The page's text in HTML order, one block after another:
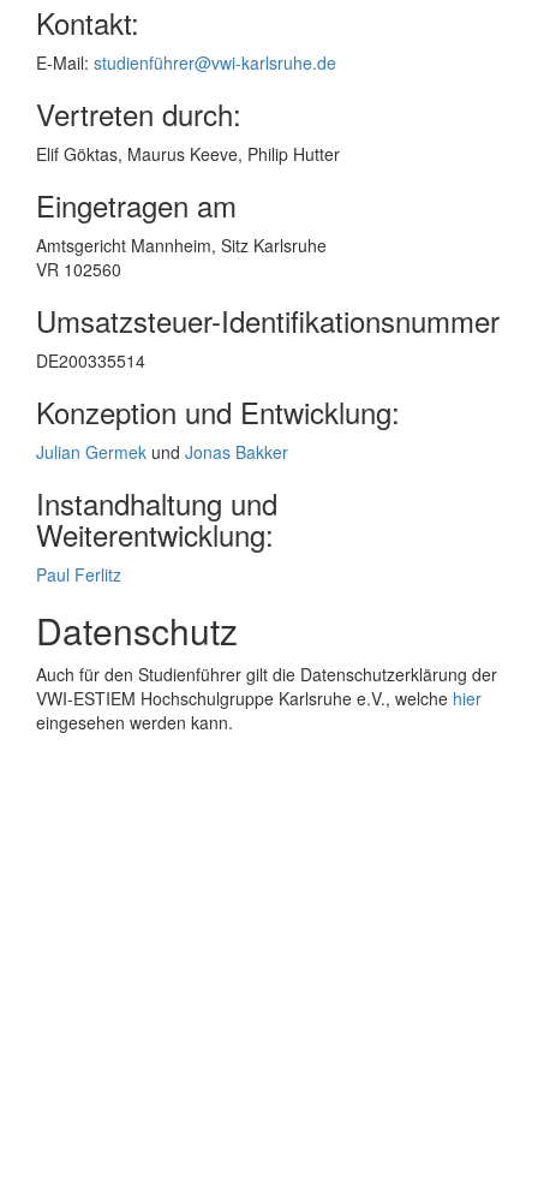
Kontakt:
E-Mail: studienführer@vwi-karlsruhe.de
Vertreten durch:
Elif Göktas, Maurus Keeve, Philip Hutter
Eingetragen am
Amtsgericht Mannheim, Sitz Karlsruhe
VR 102560
Umsatzsteuer-Identifikationsnummer
DE200335514
Konzeption und Entwicklung:
Julian Germek und Jonas Bakker
Instandhaltung und
Weiterentwicklung:
Paul Ferlitz
Datenschutz
Auch für den Studienführer gilt die Datenschutzerklärung der
VWI-ESTIEM Hochschulgruppe Karlsruhe e.V., welche hier
eingesehen werden kann.